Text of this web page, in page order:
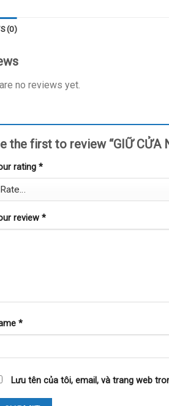
(0)
no reviews yet.
the first to review “GIỮ CỬA
rating *
review *
*
Lưu tên của tôi, email, và trang web